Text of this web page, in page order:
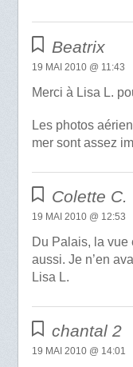
Beatrix
19 MAI 2010 @ 11:43
Merci à Lisa L.
Les photos
mer sont assez
Colette C.
19 MAI 2010 @ 12:53
Du Palais, la vue
aussi. Je n’en
Lisa L.
chantal 2
19 MAI 2010 @ 14:01